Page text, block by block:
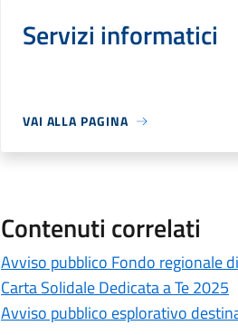
Servizi informatici
VAI ALLA PAGINA
Contenuti correlati
Avviso pubblico Fondo regionale
Carta Solidale Dedicata a Te 2025
Avviso pubblico esplorativo